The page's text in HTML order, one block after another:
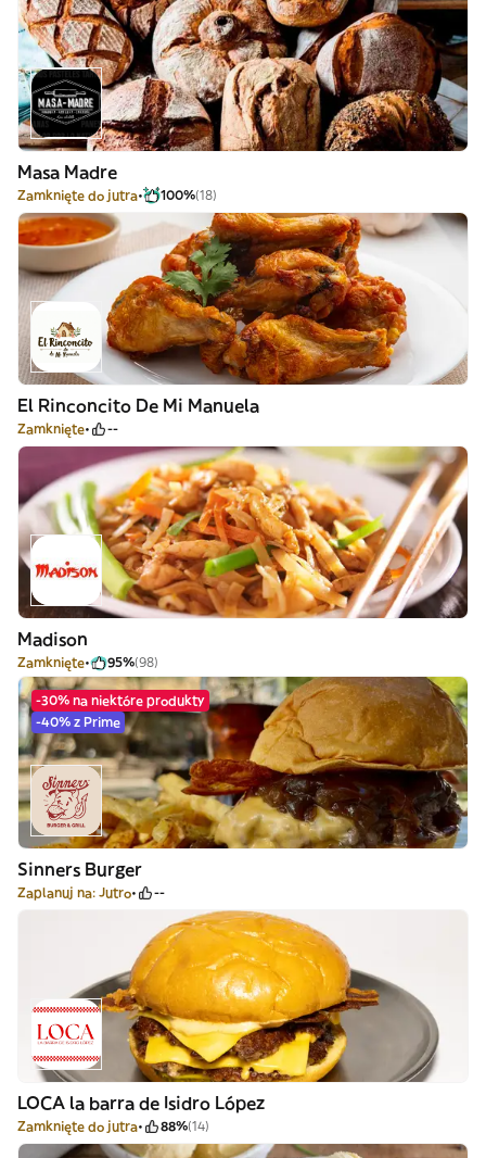
Masa Madre
Zamknięte do jutra 100%(18)
El Rinconcito De Mi Manuela
Zamknięte --
Madison
Zamknięte 95%(98)
-30% na niektóre produkty
-40% z Prime
Sinners Burger
Zaplanuj na: Jutro --
LOCA la barra de Isidro López
Zamknięte do jutra 88%(14)